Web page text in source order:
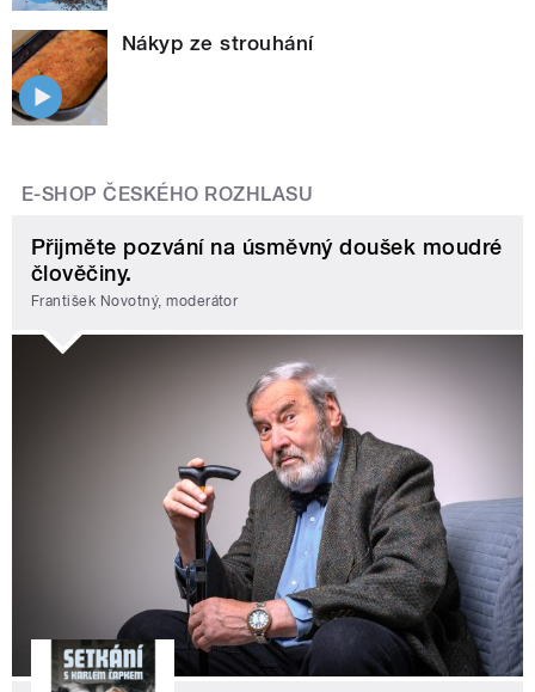
Nákyp ze strouhání
E-SHOP ČESKÉHO ROZHLASU
Přijměte pozvání na úsměvný doušek moudré
člověčiny.
František Novotný, moderátor